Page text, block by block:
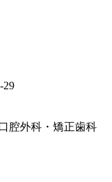
29
腔外科・矯正歯科